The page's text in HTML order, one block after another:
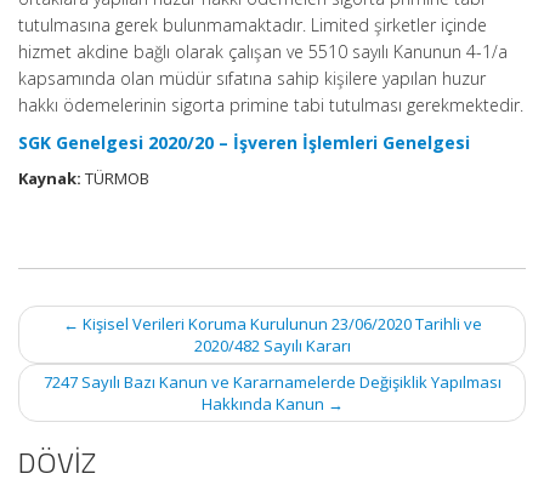
tutulmasına gerek bulunmamaktadır. Limited şirketler içinde
hizmet akdine bağlı olarak çalışan ve 5510 sayılı Kanunun 4-1/a
kapsamında olan müdür sıfatına sahip kişilere yapılan huzur
hakkı ödemelerinin sigorta primine tabi tutulması gerekmektedir.
SGK Genelgesi 2020/20 – İşveren İşlemleri Genelgesi
Kaynak: TÜRMOB
Post
navigation
← Kişisel Verileri Koruma Kurulunun 23/06/2020 Tarihli ve
2020/482 Sayılı Kararı
7247 Sayılı Bazı Kanun ve Kararnamelerde Değişiklik Yapılması
Hakkında Kanun →
DÖVİZ